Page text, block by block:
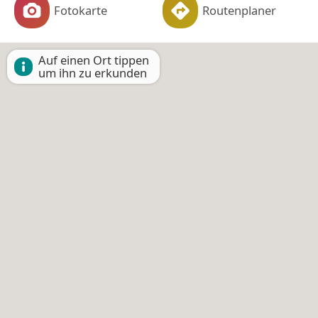
Fotokarte Routenplaner
Auf einen Ort tippen
um ihn zu erkunden